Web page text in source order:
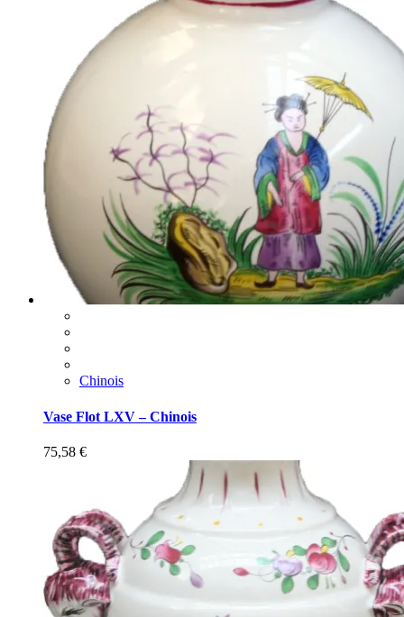
Chinois
Vase Flot LXV – Chinois
75,58 €